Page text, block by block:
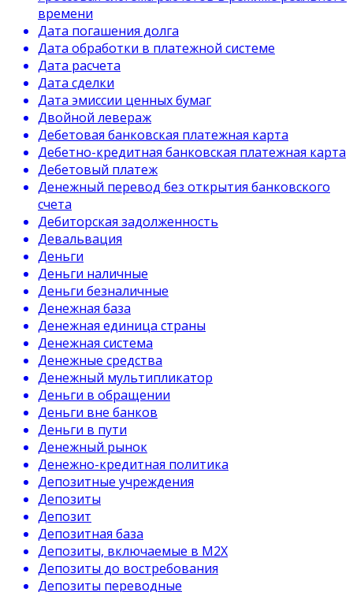
времени
Дата погашения долга
Дата обработки в платежной системе
Дата расчета
Дата сделки
Дата эмиссии ценных бумаг
Двойной левераж
Дебетовая банковская платежная карта
Дебетно-кредитная банковская платежная карта
Дебетовый платеж
Денежный перевод без открытия банковского
счета
Дебиторская задолженность
Девальвация
Деньги
Деньги наличные
Деньги безналичные
Денежная база
Денежная единица страны
Денежная система
Денежные средства
Денежный мультипликатор
Деньги в обращении
Деньги вне банков
Деньги в пути
Денежный рынок
Денежно-кредитная политика
Депозитные учреждения
Депозиты
Депозит
Депозитная база
Депозиты, включаемые в М2Х
Депозиты до востребования
Депозиты переводные